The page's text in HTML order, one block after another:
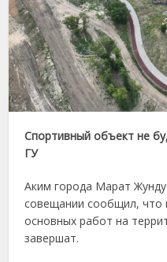
Спортивный объект не
ГУ
Аким города Марат
совещании сообщил, что
основных работ на
завершат.